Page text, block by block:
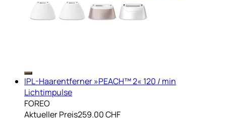
IPL-Haarentferner »PEACH™ 2« 120 / min
Lichtimpulse
FOREO
Aktueller Preis259.00 CHF